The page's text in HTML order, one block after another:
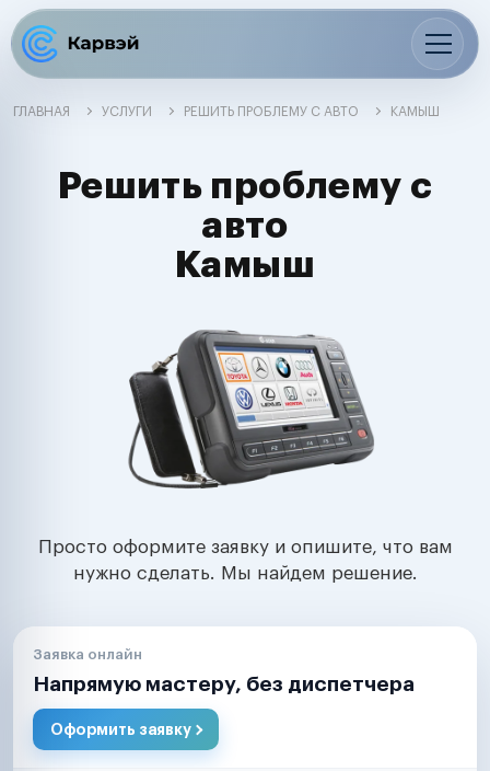
ГЛАВНАЯ УСЛУГИ РЕШИТЬ ПРОБЛЕМУ С АВТО КАМЫШ
Решить проблему с
авто
Камыш
Просто оформите заявку и опишите, что вам
нужно сделать. Мы найдем решение.
Заявка онлайн
Напрямую мастеру, без диспетчера
Оформить заявку